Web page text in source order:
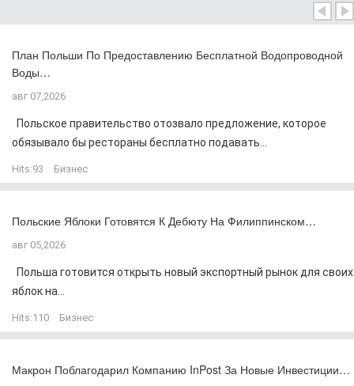
План Польши По Предоставлению Бесплатной Водопроводной
Воды…
авг 07,2026
Польское правительство отозвало предложение, которое
обязывало бы рестораны бесплатно подавать...
Hits:93 Бизнес
Польские Яблоки Готовятся К Дебюту На Филиппинском…
авг 05,2026
Польша готовится открыть новый экспортный рынок для своих
яблок на...
Hits:110 Бизнес
Макрон Поблагодарил Компанию InPost За Новые Инвестиции…